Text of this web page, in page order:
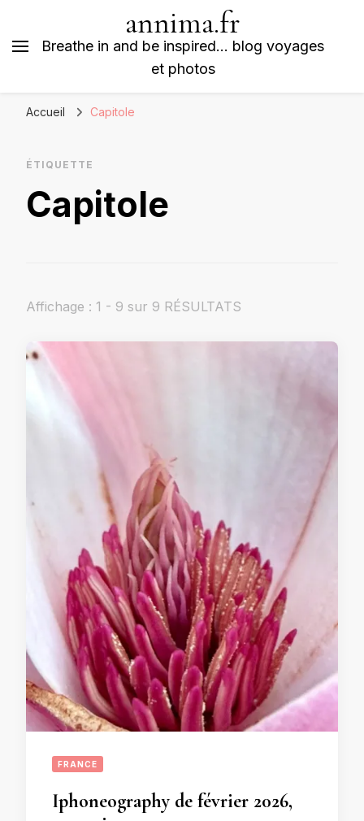
annima.fr
Breathe in and be inspired… blog voyages
et photos
Accueil Capitole
ÉTIQUETTE
Capitole
Affichage : 1 - 9 sur 9 RÉSULTATS
FRANCE
Iphoneography de février 2026,